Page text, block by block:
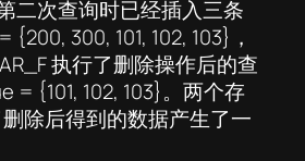
二次查询时已经插入三条
300, 101, 102, 103}，
执行了删除操作后的查
= {101, 102, 103}。两个存
除后得到的数据产生了一